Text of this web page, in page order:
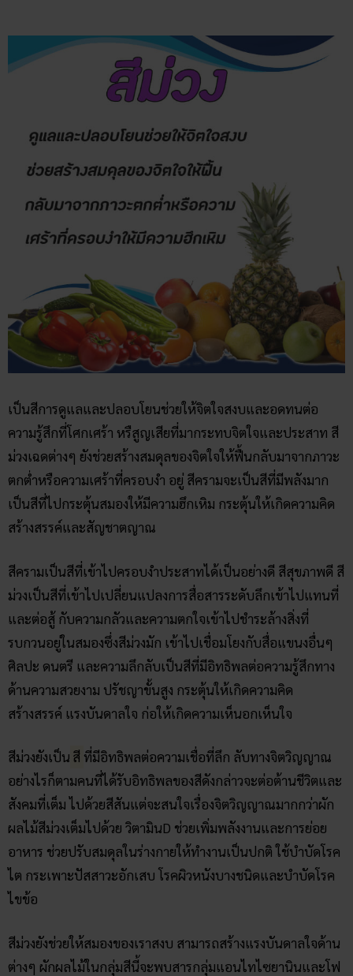
เป็นสีการดูแลและปลอบโยนช่วยให้จิตใจสงบและอดทนต่อ
ความรู้สึกที่โศกเศร้า หรืสูญเสียที่มากระทบจิตใจและประสาท สี
ม่วงเฉดต่างๆ ยังช่วยสร้างสมดุลของจิตใจให้ฟื้นกลับมาจากภาวะ
ตกต่ำหรือความเศร้าที่ครอบงำ อยู่ สีครามจะเป็นสีที่มีพลังมาก
เป็นสีที่ไปกระตุ้นสมองให้มีความฮึกเหิม กระตุ้นให้เกิดความคิด
สร้างสรรค์และสัญชาตญาณ
สีครามเป็นสีที่เข้าไปครอบงำประสาทได้เป็นอย่างดี สีสุขภาพดี สี
ม่วงเป็นสีที่เข้าไปเปลี่ยนแปลงการสื่อสารระดับลึกเข้าไปแทนที่
และต่อสู้ กับความกลัวและความตกใจเข้าไปชำระล้างสิ่งที่
รบกวนอยู่ในสมองซึ่งสีม่วงมัก เข้าไปเชื่อมโยงกับสื่อแขนงอื่นๆ
ศิลปะ ดนตรี และความลึกลับเป็นสีที่มีอิทธิพลต่อความรู้สึกทาง
ด้านความสวยงาม ปรัชญาขั้นสูง กระตุ้นให้เกิดความคิด
สร้างสรรค์ แรงบันดาลใจ ก่อให้เกิดความเห็นอกเห็นใจ
สีม่วงยังเป็น สี ที่มีอิทธิพลต่อความเชื่อที่ลึก ลับทางจิตวิญญาณ
อย่างไรก็ตามคนที่ได้รับอิทธิพลของสีดังกล่าวจะต่อต้านชีวิตและ
สังคมที่เต็ม ไปด้วยสีสันแต่จะสนใจเรื่องจิตวิญญาณมากกว่าผัก
ผลไม้สีม่วงเต็มไปด้วย วิตามินD ช่วยเพิ่มพลังงานและการย่อย
อาหาร ช่วยปรับสมดุลในร่างกายให้ทำงานเป็นปกติ ใช้บำบัดโรค
ไต กระเพาะปัสสาวะอักเสบ โรคผิวหนังบางชนิดและบำบัดโรค
ไขข้อ
สีม่วงยังช่วยให้สมองของเราสงบ สามารถสร้างแรงบันดาลใจด้าน
ต่างๆ ผักผลไม้ในกลุ่มสีนี้จะพบสารกลุ่มแอนไทไซยานินและโฟ